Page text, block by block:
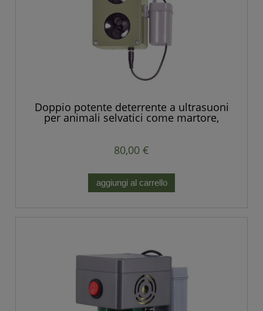
Doppio potente deterrente a ultrasuoni
per animali selvatici come martore,
80,00 €
aggiungi al carrello